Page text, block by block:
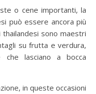
o cene importanti, la
può essere ancora più
sono maestri
su frutta e verdura,
che lasciano a bocca
in queste occasioni